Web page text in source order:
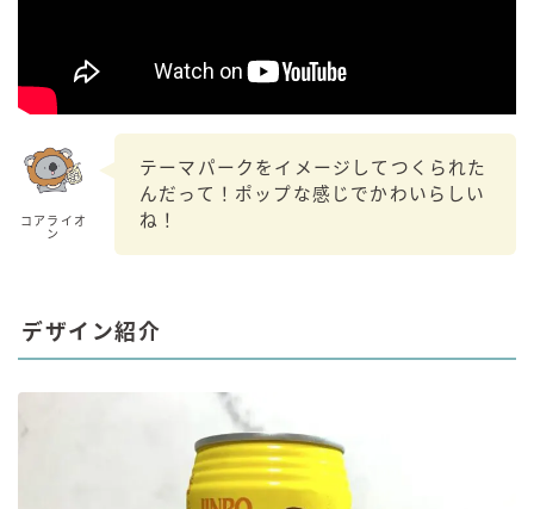
コアライオ
ン
テーマパークをイメージしてつくられた
んだって！ポップな感じでかわいらしい
ね！
デザイン紹介